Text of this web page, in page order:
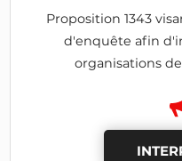
Proposition 1343
d'enquête afin
organisations